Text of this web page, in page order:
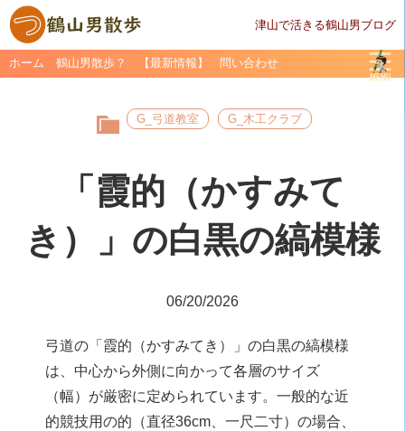
津山で活きる鶴山男ブログ
ホーム 鶴山男散歩？ 【最新情報】 問い合わせ
G_弓道教室 G_木工クラブ
「霞的（かすみて
き）」の白黒の縞模様
06/20/2026
弓道の「霞的（かすみてき）」の白黒の縞模様
は、中心から外側に向かって各層のサイズ
（幅）が厳密に定められています。一般的な近
的競技用の的（直径36cm、一尺二寸）の場合、